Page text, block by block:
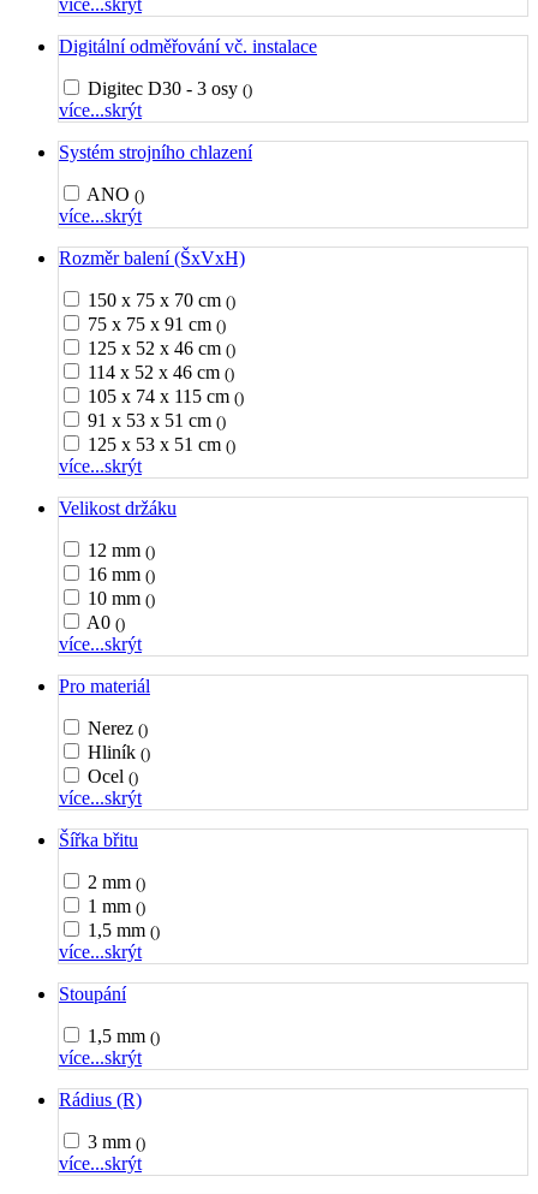
více...skrýt
Digitální odměřování vč. instalace
Digitec D30 - 3 osy ()
více...skrýt
Systém strojního chlazení
ANO ()
více...skrýt
Rozměr balení (ŠxVxH)
150 x 75 x 70 cm ()
75 x 75 x 91 cm ()
125 x 52 x 46 cm ()
114 x 52 x 46 cm ()
105 x 74 x 115 cm ()
91 x 53 x 51 cm ()
125 x 53 x 51 cm ()
více...skrýt
Velikost držáku
12 mm ()
16 mm ()
10 mm ()
A0 ()
více...skrýt
Pro materiál
Nerez ()
Hliník ()
Ocel ()
více...skrýt
Šířka břitu
2 mm ()
1 mm ()
1,5 mm ()
více...skrýt
Stoupání
1,5 mm ()
více...skrýt
Rádius (R)
3 mm ()
více...skrýt